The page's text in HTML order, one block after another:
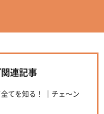
連記事
てを知る！ ｜チェ～ン